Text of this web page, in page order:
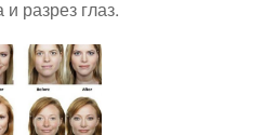
и разрез глаз.